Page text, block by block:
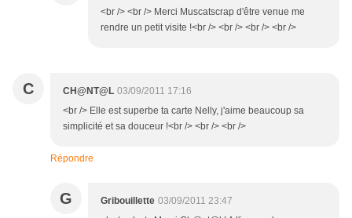
<br /> <br /> Merci Muscatscrap d'être venue me
rendre un petit visite !<br /> <br /> <br /> <br />
C CH@NT@L 03/09/2011 17:16
<br /> Elle est superbe ta carte Nelly, j'aime beaucoup sa
simplicité et sa douceur !<br /> <br /> <br />
Répondre
G Gribouillette 03/09/2011 23:47